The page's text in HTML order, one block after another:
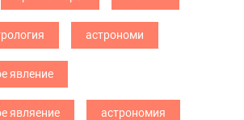
астрономи
явление
являение астрономия